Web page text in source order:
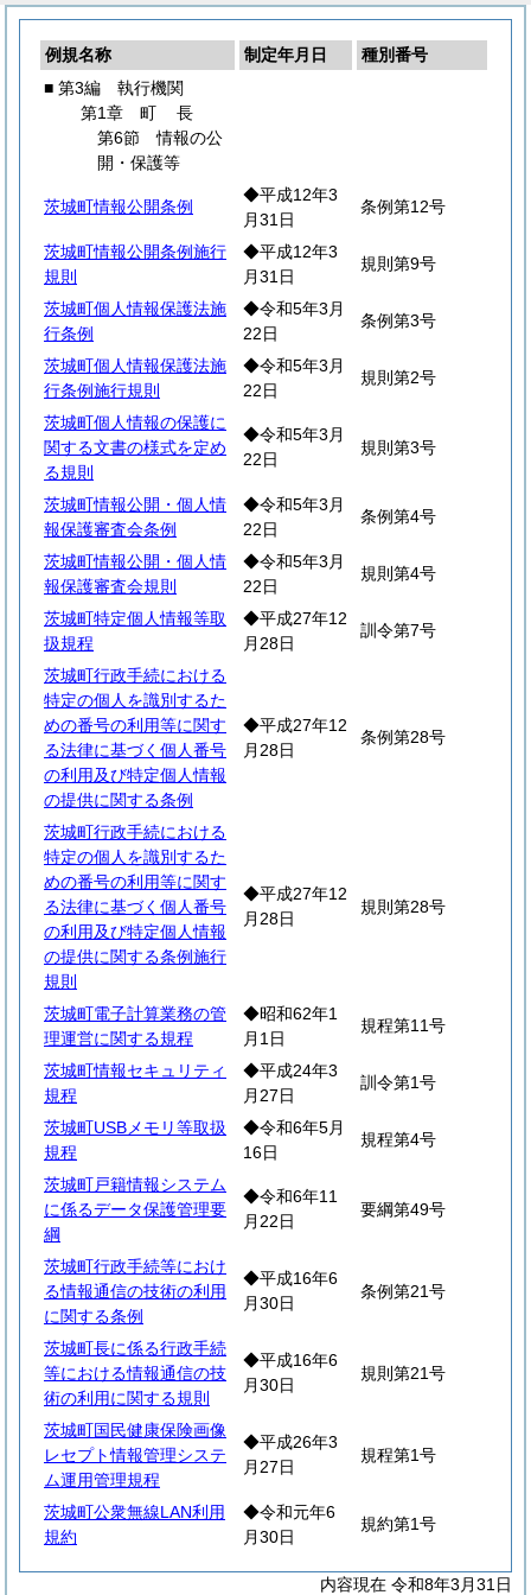
例規名称 制定年月日
種別番号
■ 第3編 執行機関
第1章 町長
第6節 情報の公
開・保護等
茨城町情報公開条例
◆平成12年3
月31日
条例第12号
茨城町情報公開条例施行
規則
◆平成12年3
月31日
規則第9号
茨城町個人情報保護法施
行条例
◆令和5年3月
22日
条例第3号
茨城町個人情報保護法施
行条例施行規則
◆令和5年3月
22日
規則第2号
茨城町個人情報の保護に
関する文書の様式を定め
る規則
◆令和5年3月
22日
規則第3号
茨城町情報公開・個人情
報保護審査会条例
◆令和5年3月
22日
条例第4号
茨城町情報公開・個人情
報保護審査会規則
◆令和5年3月
22日
規則第4号
茨城町特定個人情報等取
扱規程
◆平成27年12
月28日
訓令第7号
茨城町行政手続における
特定の個人を識別するた
めの番号の利用等に関す
る法律に基づく個人番号
の利用及び特定個人情報
の提供に関する条例
◆平成27年12
月28日
条例第28号
茨城町行政手続における
特定の個人を識別するた
めの番号の利用等に関す
る法律に基づく個人番号
の利用及び特定個人情報
の提供に関する条例施行
規則
◆平成27年12
月28日
規則第28号
茨城町電子計算業務の管
理運営に関する規程
◆昭和62年1
月1日
規程第11号
茨城町情報セキュリティ
規程
◆平成24年3
月27日
訓令第1号
茨城町USBメモリ等取扱
規程
◆令和6年5月
16日
規程第4号
茨城町戸籍情報システム
に係るデータ保護管理要
綱
◆令和6年11
月22日
要綱第49号
茨城町行政手続等におけ
る情報通信の技術の利用
に関する条例
◆平成16年6
月30日
条例第21号
茨城町長に係る行政手続
等における情報通信の技
術の利用に関する規則
◆平成16年6
月30日
規則第21号
茨城町国民健康保険画像
レセプト情報管理システ
ム運用管理規程
◆平成26年3
月27日
規程第1号
茨城町公衆無線LAN利用
規約
◆令和元年6
月30日
規約第1号
内容現在 令和8年3月31日